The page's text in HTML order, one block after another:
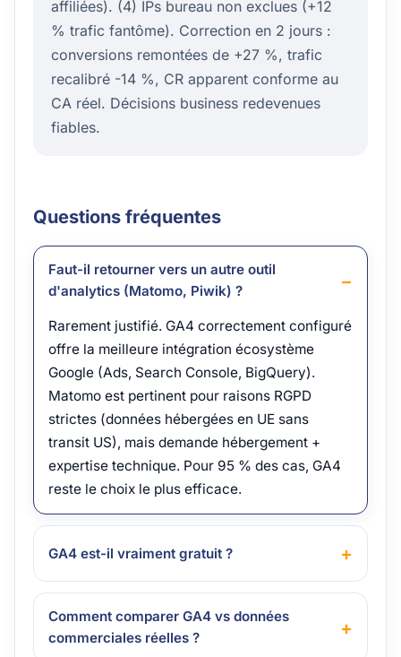
affiliées). (4) IPs bureau non exclues (+12
% trafic fantôme). Correction en 2 jours :
conversions remontées de +27 %, trafic
recalibré -14 %, CR apparent conforme au
CA réel. Décisions business redevenues
fiables.
Questions fréquentes
Faut-il retourner vers un autre outil
d'analytics (Matomo, Piwik) ?
Rarement justifié. GA4 correctement configuré
offre la meilleure intégration écosystème
Google (Ads, Search Console, BigQuery).
Matomo est pertinent pour raisons RGPD
strictes (données hébergées en UE sans
transit US), mais demande hébergement +
expertise technique. Pour 95 % des cas, GA4
reste le choix le plus efficace.
GA4 est-il vraiment gratuit ?
Comment comparer GA4 vs données
commerciales réelles ?